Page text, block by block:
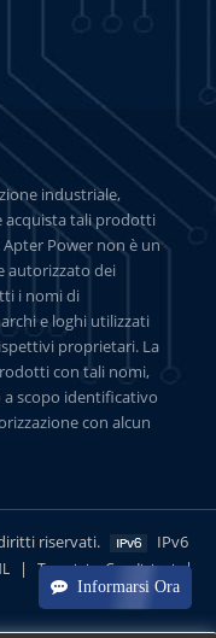
Informarsi Ora
industriale,
acquista tali prodotti
Power non è un
autorizzato dei
i nomi di
e loghi utilizzati
proprietari. La
con tali nomi,
a scopo identificativo
con alcun
riservati.
IPv6
| Termini e Condizioni |